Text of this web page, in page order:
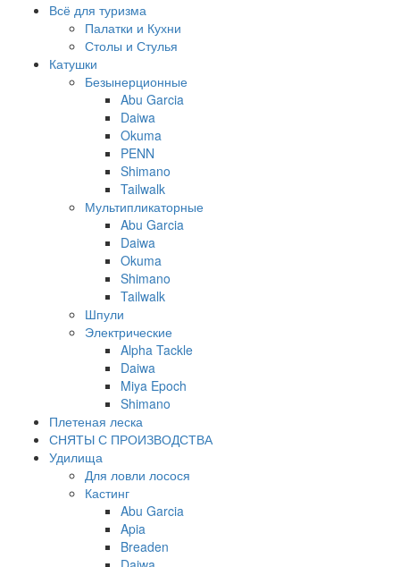
Всё для туризма
Палатки и Кухни
Столы и Стулья
Катушки
Безынерционные
Abu Garcia
Daiwa
Okuma
PENN
Shimano
Tailwalk
Мультипликаторные
Abu Garcia
Daiwa
Okuma
Shimano
Tailwalk
Шпули
Электрические
Alpha Tackle
Daiwa
Miya Epoch
Shimano
Плетеная леска
СНЯТЫ С ПРОИЗВОДСТВА
Удилища
Для ловли лосося
Кастинг
Abu Garcia
Apia
Breaden